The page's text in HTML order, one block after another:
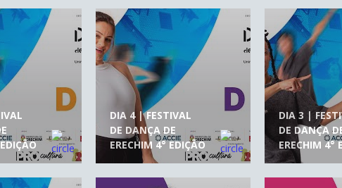
DIA 4 | FESTIVAL
DE DANÇA DE
ERECHIM 4° EDIÇÃO
DIA 3 |
DE DANÇA
ERECHIM 4°